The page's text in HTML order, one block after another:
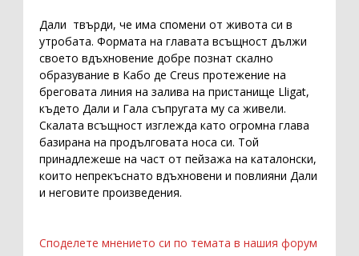
Дали твърди, че има спомени от живота си в
утробата. Формата на главата всъщност дължи
своето вдъхновение добре познат скално
образувание в Кабо де Creus протежение на
бреговата линия на залива на пристанище Lligat,
където Дали и Гала съпругата му са живели.
Скалата всъщност изглежда като огромна глава
базирана на продълговата носа си. Той
принадлежеше на част от пейзажа на каталонски,
които непрекъснато вдъхновени и повлияни Дали
и неговите произведения.
Споделете мнението си по темата в нашия форум